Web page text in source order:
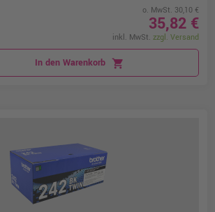
o. MwSt. 30,10 €
35,82 €
inkl. MwSt. zzgl. Versand
In den Warenkorb shopping_cart